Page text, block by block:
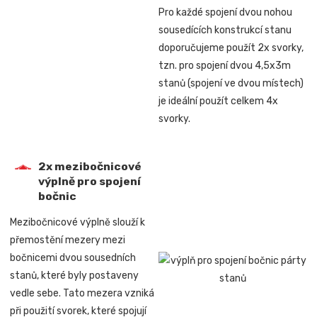
Pro každé spojení dvou nohou
sousedících konstrukcí stanu
doporučujeme použít 2x svorky,
tzn. pro spojenídvou 4,5x3m
stanů (spojení ve dvou místech)
je ideální použít celkem 4x
svorky.
2x mezibočnicové
výplně pro spojení
bočnic
Mezibočnicové výplně slouží k
přemostění mezery mezi
bočnicemi dvou sousedních
stanů, které byly postaveny
vedle sebe. Tato mezera vzniká
při použití svorek, které spojují